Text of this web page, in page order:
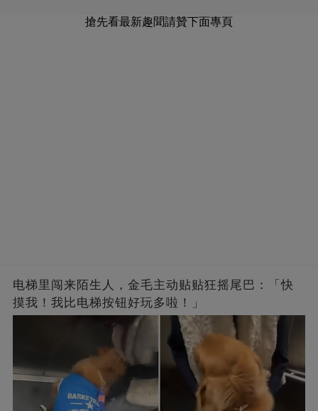
搶先看最新趣聞請贊下面專頁
电梯里闯来陌生人，金毛主动贴贴狂摇尾巴：「快
摸我！我比电梯按钮好玩多啦！」